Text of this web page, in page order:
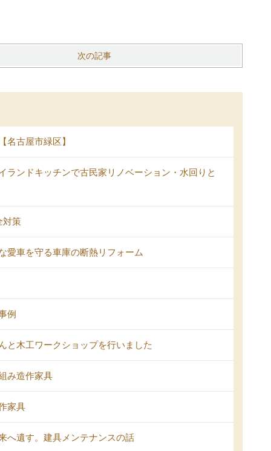
次の記事
古屋市緑区】
ンドキッチンで古民家リノベーション・水回りと
対策
愛車を守る車庫の断熱リフォーム
例
と木工ワークショップを行いました
み造作家具
家具
へ遺す。建具メンテナンスの話